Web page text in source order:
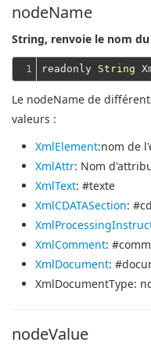
nodeName
String, renvoie le nom
1 readonly String
Le nodeName de
valeurs :
XmlElement:nom de
XmlAttr: Nom
XmlText: #texte
XmlCDATASection:
XmlComment:
XmlDocument:
XmlDocumentType:
nodeValue